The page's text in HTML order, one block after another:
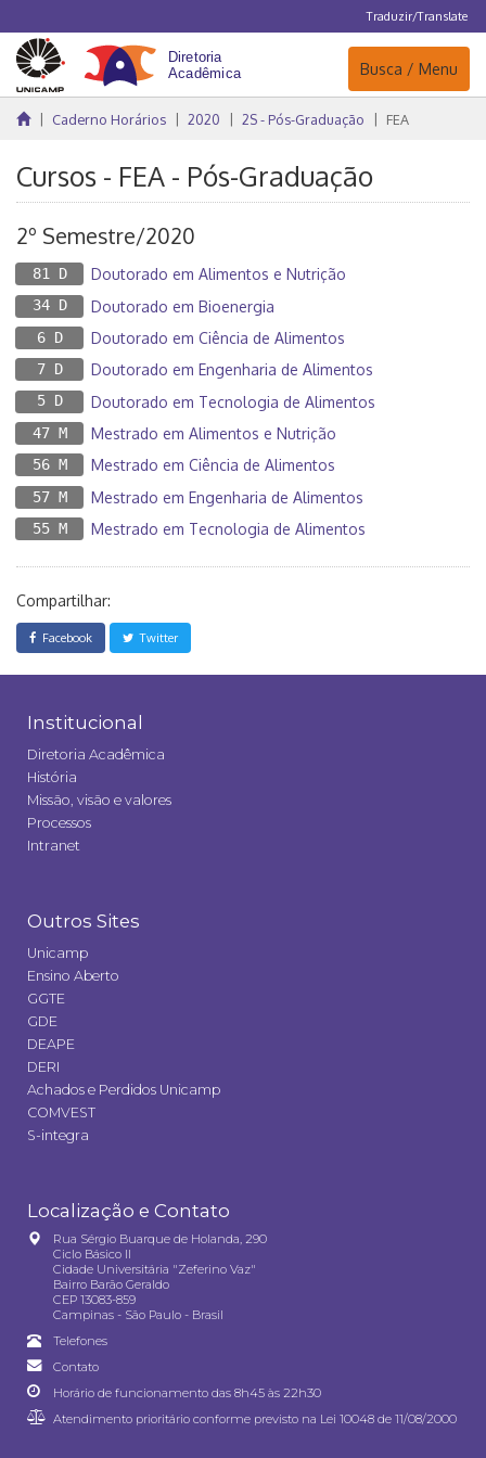
Traduzir/Translate
Navegação
Busca / Menu
Caderno Horários 2020 2S - Pós-Graduação FEA
Cursos - FEA - Pós-Graduação
2º Semestre/2020
81 D Doutorado em Alimentos e Nutrição
34 D Doutorado em Bioenergia
6 D Doutorado em Ciência de Alimentos
7 D Doutorado em Engenharia de Alimentos
5 D Doutorado em Tecnologia de Alimentos
47 M Mestrado em Alimentos e Nutrição
56 M Mestrado em Ciência de Alimentos
57 M Mestrado em Engenharia de Alimentos
55 M Mestrado em Tecnologia de Alimentos
Compartilhar:
Facebook Twitter
Institucional
Diretoria Acadêmica
História
Missão, visão e valores
Processos
Intranet
Outros Sites
Unicamp
Ensino Aberto
GGTE
GDE
DEAPE
DERI
Achados e Perdidos Unicamp
COMVEST
S-integra
Localização e Contato
Rua Sérgio Buarque de Holanda, 290
Ciclo Básico II
Cidade Universitária "Zeferino Vaz"
Bairro Barão Geraldo
CEP 13083-859
Campinas - São Paulo - Brasil
Telefones
Contato
Horário de funcionamento das 8h45 às 22h30
Atendimento prioritário conforme previsto na Lei 10048 de 11/08/2000